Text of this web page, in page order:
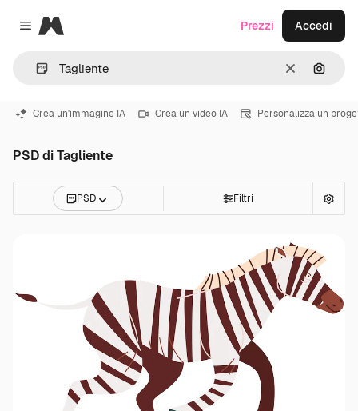
Close menu
Magnific
CancellaCerca
Prezzi Accedi
Crea un'immagine IA Crea un video IA Personalizza un
PSD di Tagliente
PSD Filtri